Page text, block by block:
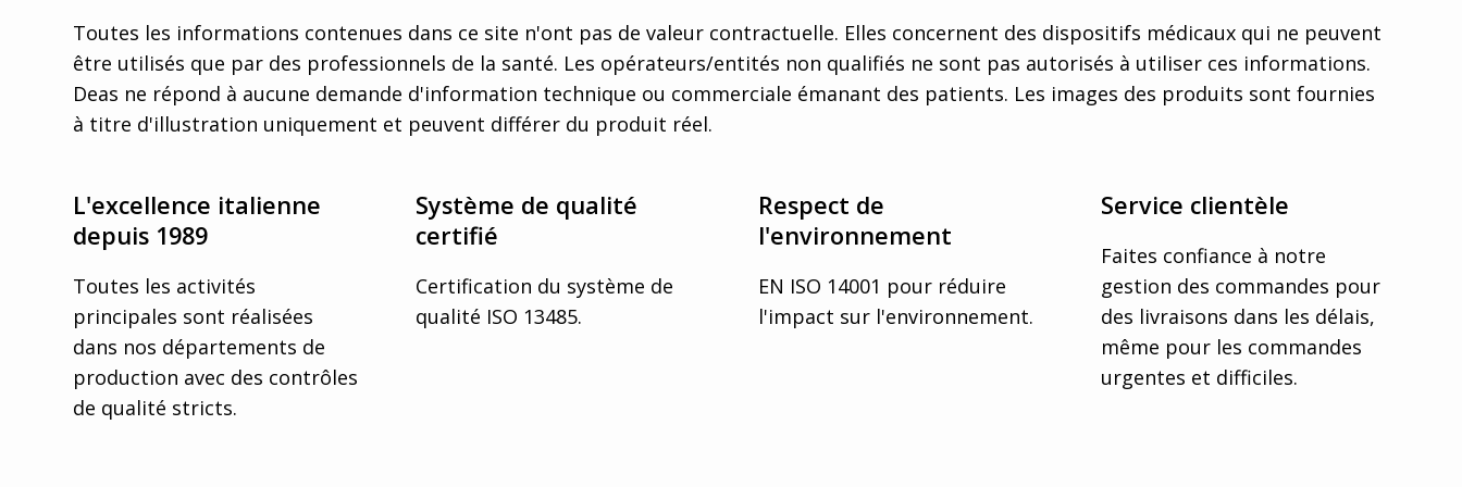
Toutes les informations contenues dans ce site n'ont pas de valeur contractuelle. Elles concernent des dispositifs médicaux qui ne peuvent
être utilisés que par des professionnels de la santé. Les opérateurs/entités non qualifiés ne sont pas autorisés à utiliser ces informations.
Deas ne répond à aucune demande d'information technique ou commerciale émanant des patients. Les images des produits sont fournies
à titre d'illustration uniquement et peuvent différer du produit réel.
L'excellence italienne
depuis 1989
Toutes les activités
principales sont réalisées
dans nos départements de
production avec des contrôles
de qualité stricts.
Système de qualité
certifié
Certification du système de
qualité ISO 13485.
Respect de
l'environnement
EN ISO 14001 pour réduire
l'impact sur l'environnement.
Service clientèle
Faites confiance à notre
gestion des commandes pour
des livraisons dans les délais,
même pour les commandes
urgentes et difficiles.